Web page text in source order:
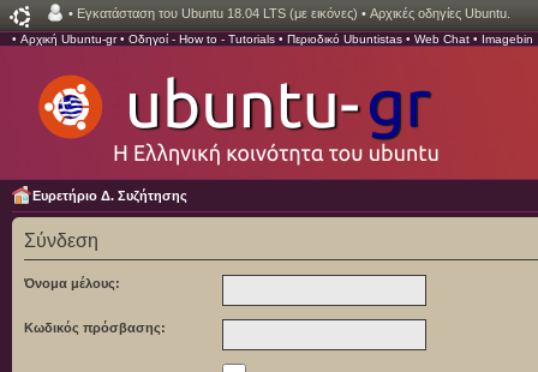
• Εγκατάσταση του Ubuntu 18.04 LTS (με εικόνες) • Αρχικές οδηγίες Ubuntu.
• Αρχική Ubuntu-gr• Οδηγοί - How to - Tutorials • Περιοδικό Ubuntistas • Web Chat • Imagebin
Ευρετήριο Δ. Συζήτησης
Σύνδεση
Όνομα μέλους:
Κωδικός πρόσβασης: